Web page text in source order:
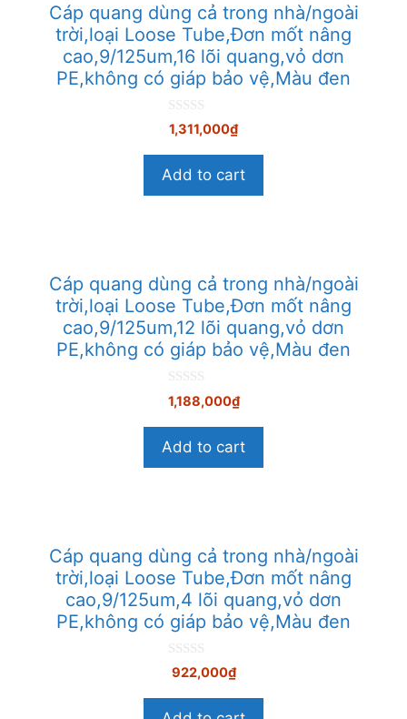
Cáp quang dùng cả trong nhà/ngoài
trời,loại Loose Tube,Đơn mốt nâng
cao,9/125um,16 lõi quang,vỏ dơn
PE,không có giáp bảo vệ,Màu đen
0
n
à
5
1,311,000₫
Add to cart
Cáp quang dùng cả trong nhà/ngoài
trời,loại Loose Tube,Đơn mốt nâng
cao,9/125um,12 lõi quang,vỏ dơn
PE,không có giáp bảo vệ,Màu đen
0
n
à
5
1,188,000₫
Add to cart
Cáp quang dùng cả trong nhà/ngoài
trời,loại Loose Tube,Đơn mốt nâng
cao,9/125um,4 lõi quang,vỏ dơn
PE,không có giáp bảo vệ,Màu đen
0
n
922,000₫